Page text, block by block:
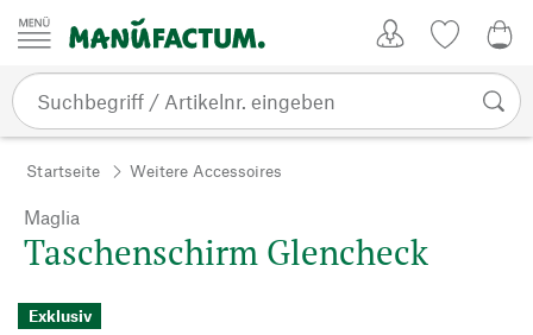
Zum Inhalt springen
Startseite Weitere Accessoires
Maglia
Taschenschirm Glencheck
Exklusiv